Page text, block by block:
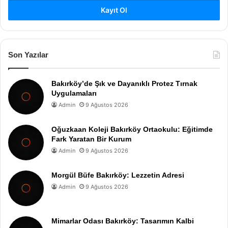
Kayıt Ol
Son Yazılar
Bakırköy’de Şık ve Dayanıklı Protez Tırnak
Uygulamaları
Admin 9 Ağustos 2026
Oğuzkaan Koleji Bakırköy Ortaokulu: Eğitimde
Fark Yaratan Bir Kurum
Admin 9 Ağustos 2026
Morgül Büfe Bakırköy: Lezzetin Adresi
Admin 9 Ağustos 2026
Mimarlar Odası Bakırköy: Tasarımın Kalbi